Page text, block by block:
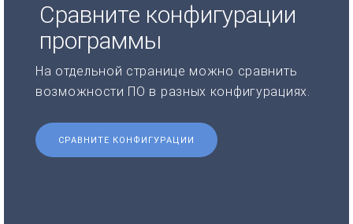
Сравните конфигурации
программы
На отдельной странице можно сравнить
возможности ПО в разных конфигурациях.
СРАВНИТЕ КОНФИГУРАЦИИ